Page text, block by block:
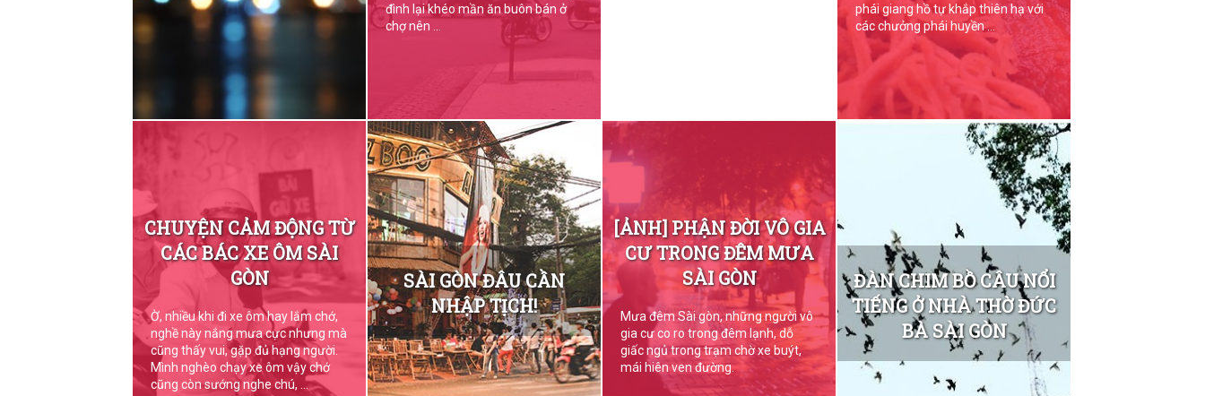
đình lại khéo mần ăn buôn bán ở
chợ nên ...
phái giang hồ tự khắp thiên hạ với
các chưởng phái huyền ...
Ờ, nhiều khi đi xe ôm hay lắm chớ,
nghề này nắng mưa cực nhưng mà
cũng thấy vui, gặp đủ hạng người.
Mình nghèo chạy xe ôm vậy chớ
cũng còn sướng nghe chú, ...
CHUYỆN CẢM ĐỘNG TỪ
CÁC BÁC XE ÔM SÀI
GÒN
SÀI GÒN ĐÂU CẦN
NHẬP TỊCH!
Mưa đêm Sài gòn, những người vô
gia cư co ro trong đêm lạnh, dỗ
giấc ngủ trong trạm chờ xe buýt,
mái hiên ven đường.
[ẢNH] PHẬN ĐỜI VÔ GIA
CƯ TRONG ĐÊM MƯA
SÀI GÒN
ĐÀN CHIM BỒ CÂU NỔI
TIẾNG Ở NHÀ THỜ ĐỨC
BÀ SÀI GÒN